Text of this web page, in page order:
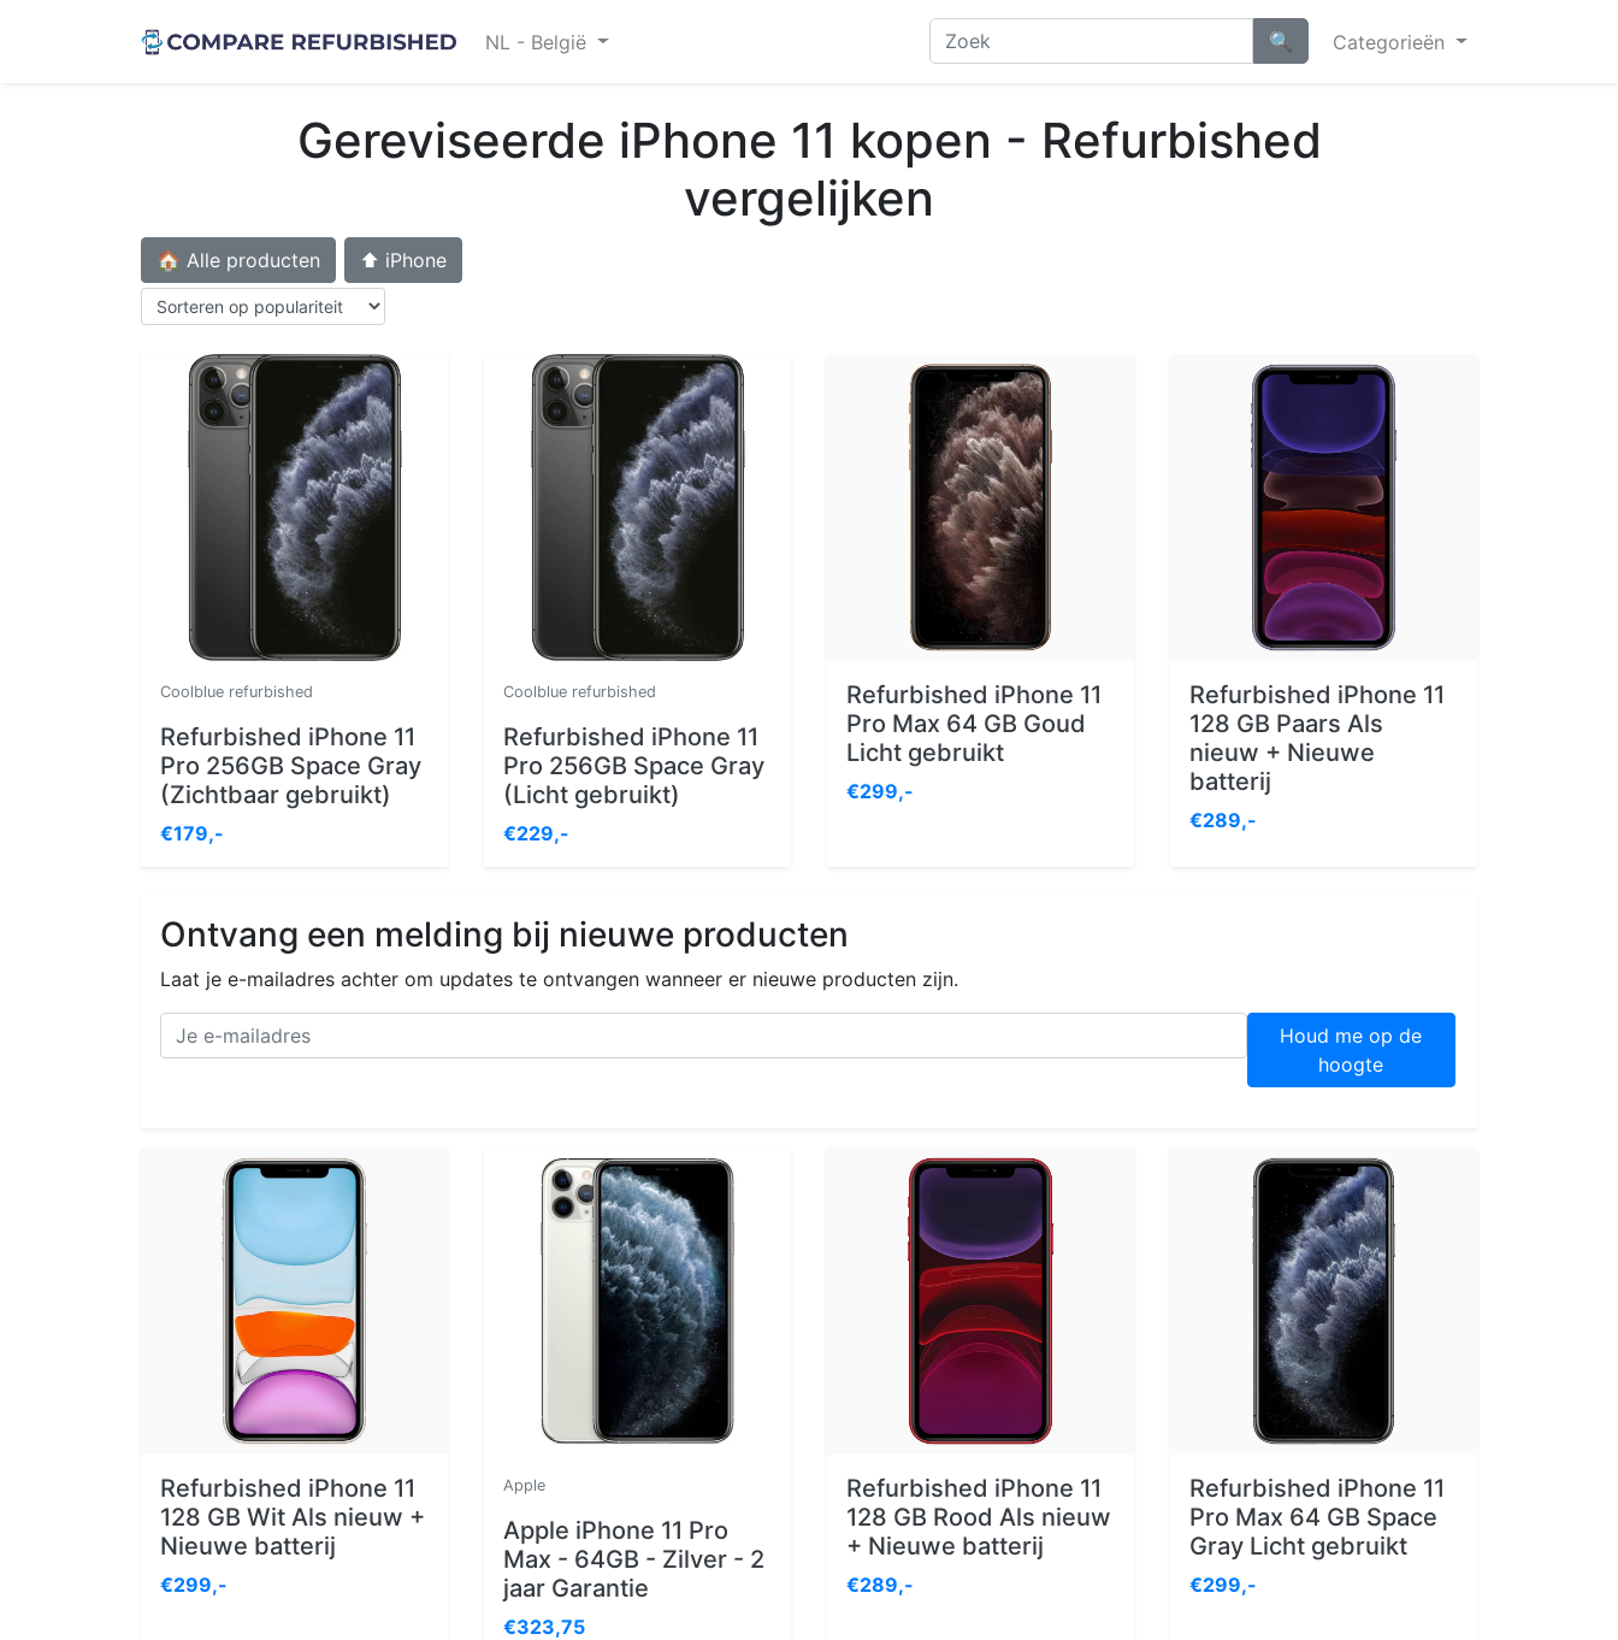
NL - België Categorieën
Gereviseerde iPhone 11 kopen - Refurbished
vergelijken
🏠 Alle producten ⬆️ iPhone
Coolblue refurbished
Refurbished iPhone 11
Pro 256GB Space Gray
(Zichtbaar gebruikt)
€179,-
Coolblue refurbished
Refurbished iPhone 11
Pro 256GB Space Gray
(Licht gebruikt)
€229,-
Refurbished iPhone 11
Pro Max 64 GB Goud
Licht gebruikt
€299,-
Refurbished iPhone 11
128 GB Paars Als
nieuw + Nieuwe
batterij
€289,-
Ontvang een melding bij nieuwe producten
Laat je e-mailadres achter om updates te ontvangen wanneer er nieuwe producten zijn.
Houd me op de
hoogte
Refurbished iPhone 11
128 GB Wit Als nieuw +
Nieuwe batterij
€299,-
Apple
Apple iPhone 11 Pro
Max - 64GB - Zilver - 2
jaar Garantie
€323,75
Refurbished iPhone 11
128 GB Rood Als nieuw
+ Nieuwe batterij
€289,-
Refurbished iPhone 11
Pro Max 64 GB Space
Gray Licht gebruikt
€299,-